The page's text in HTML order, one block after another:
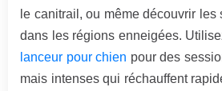
le canitrail, ou même découvrir les
dans les régions enneigées.
lanceur pour chien pour des
mais intenses qui réchauffent